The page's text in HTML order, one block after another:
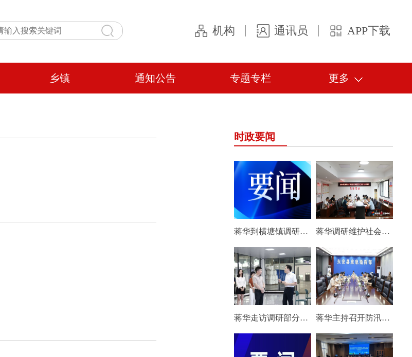
机构 通讯员 APP下载
乡镇 通知公告 专题专栏 更多
时政要闻
蒋华到横塘镇调研民生实事推进情况 蒋华调研维护社会稳定和综治中心运行工作
蒋华走访调研部分重点企业 蒋华主持召开防汛会商视频会